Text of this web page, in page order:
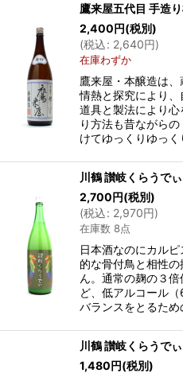
鷹来屋五代目 手造
2,400円(税別)
(税込: 2,640円)
在庫わずか
鷹来屋・本醸造は
情熱と探究により
道具と製法により
り方法も昔ながら
けてゆっくりゆっ
川鶴 讃岐くらうで
2,700円(税別)
(税込: 2,970円)
在庫数 8点
日本酒なのにカル
的な骨付鳥と相性
ん。通常の麹の３
ど、低アルコール
バランスをとるた
川鶴 讃岐くらうで
1,480円(税別)